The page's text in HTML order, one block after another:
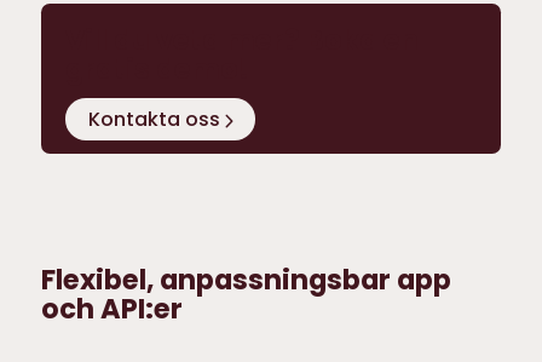
Kontakta oss
Flexibel, anpassningsbar app
och API:er